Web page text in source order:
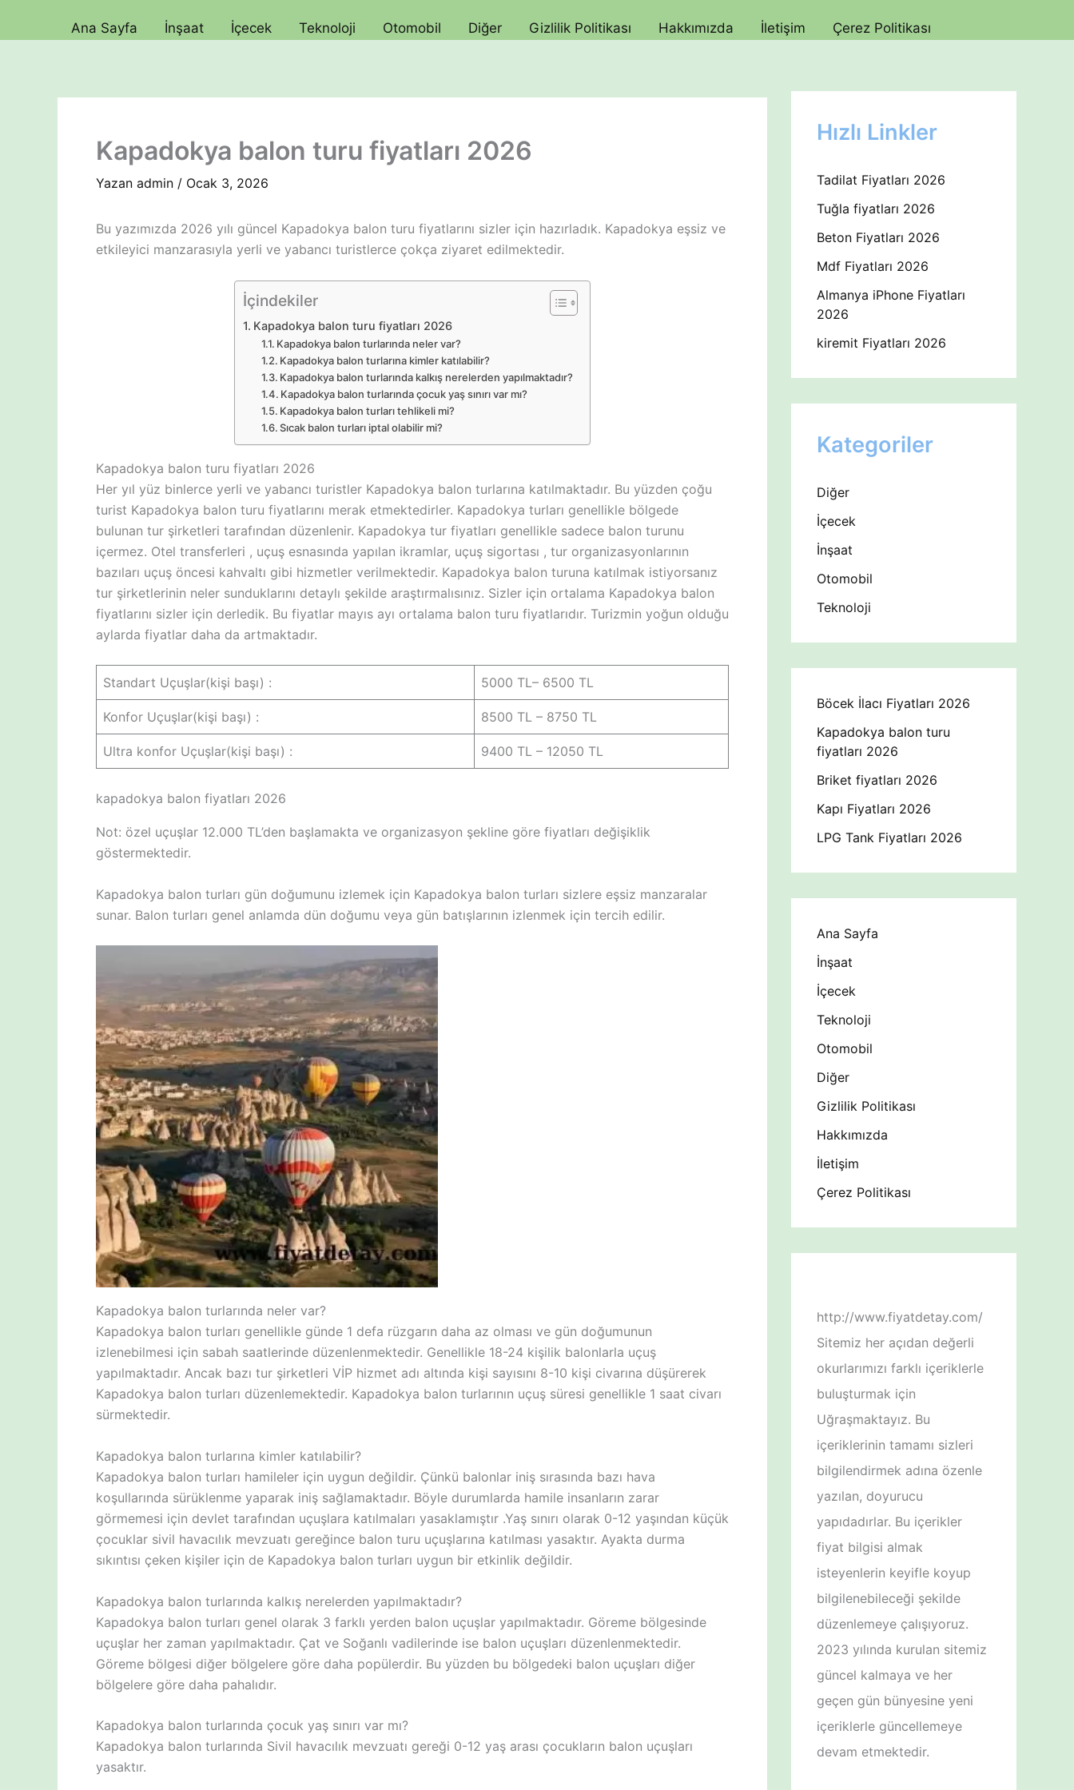
Ana Sayfa İnşaat İçecek Teknoloji Otomobil Diğer Gizlilik Politikası Hakkımızda İletişim Çerez Politikası
Kapadokya balon turu fiyatları 2026
Yazan admin / Ocak 3, 2026
Bu yazımızda 2026 yılı güncel Kapadokya balon turu fiyatlarını sizler için hazırladık. Kapadokya eşsiz ve
etkileyici manzarasıyla yerli ve yabancı turistlerce çokça ziyaret edilmektedir.
İçindekiler
Kapadokya balon turu fiyatları 2026
Kapadokya balon turlarında neler var?
Kapadokya balon turlarına kimler katılabilir?
Kapadokya balon turlarında kalkış nerelerden yapılmaktadır?
Kapadokya balon turlarında çocuk yaş sınırı var mı?
Kapadokya balon turları tehlikeli mi?
Sıcak balon turları iptal olabilir mi?
Kapadokya balon turu fiyatları 2026
Her yıl yüz binlerce yerli ve yabancı turistler Kapadokya balon turlarına katılmaktadır. Bu yüzden çoğu
turist Kapadokya balon turu fiyatlarını merak etmektedirler. Kapadokya turları genellikle bölgede
bulunan tur şirketleri tarafından düzenlenir. Kapadokya tur fiyatları genellikle sadece balon turunu
içermez. Otel transferleri , uçuş esnasında yapılan ikramlar, uçuş sigortası , tur organizasyonlarının
bazıları uçuş öncesi kahvaltı gibi hizmetler verilmektedir. Kapadokya balon turuna katılmak istiyorsanız
tur şirketlerinin neler sunduklarını detaylı şekilde araştırmalısınız. Sizler için ortalama Kapadokya balon
fiyatlarını sizler için derledik. Bu fiyatlar mayıs ayı ortalama balon turu fiyatlarıdır. Turizmin yoğun olduğu
aylarda fiyatlar daha da artmaktadır.
Standart Uçuşlar(kişi başı) : 5000 TL– 6500 TL
Konfor Uçuşlar(kişi başı) : 8500 TL – 8750 TL
Ultra konfor Uçuşlar(kişi başı) : 9400 TL – 12050 TL
kapadokya balon fiyatları 2026
Not: özel uçuşlar 12.000 TL’den başlamakta ve organizasyon şekline göre fiyatları değişiklik
göstermektedir.
Kapadokya balon turları gün doğumunu izlemek için Kapadokya balon turları sizlere eşsiz manzaralar
sunar. Balon turları genel anlamda dün doğumu veya gün batışlarının izlenmek için tercih edilir.
Kapadokya balon turlarında neler var?
Kapadokya balon turları genellikle günde 1 defa rüzgarın daha az olması ve gün doğumunun
izlenebilmesi için sabah saatlerinde düzenlenmektedir. Genellikle 18-24 kişilik balonlarla uçuş
yapılmaktadır. Ancak bazı tur şirketleri VİP hizmet adı altında kişi sayısını 8-10 kişi civarına düşürerek
Kapadokya balon turları düzenlemektedir. Kapadokya balon turlarının uçuş süresi genellikle 1 saat civarı
sürmektedir.
Kapadokya balon turlarına kimler katılabilir?
Kapadokya balon turları hamileler için uygun değildir. Çünkü balonlar iniş sırasında bazı hava
koşullarında sürüklenme yaparak iniş sağlamaktadır. Böyle durumlarda hamile insanların zarar
görmemesi için devlet tarafından uçuşlara katılmaları yasaklamıştır .Yaş sınırı olarak 0-12 yaşından küçük
çocuklar sivil havacılık mevzuatı gereğince balon turu uçuşlarına katılması yasaktır. Ayakta durma
sıkıntısı çeken kişiler için de Kapadokya balon turları uygun bir etkinlik değildir.
Kapadokya balon turlarında kalkış nerelerden yapılmaktadır?
Kapadokya balon turları genel olarak 3 farklı yerden balon uçuşlar yapılmaktadır. Göreme bölgesinde
uçuşlar her zaman yapılmaktadır. Çat ve Soğanlı vadilerinde ise balon uçuşları düzenlenmektedir.
Göreme bölgesi diğer bölgelere göre daha popülerdir. Bu yüzden bu bölgedeki balon uçuşları diğer
bölgelere göre daha pahalıdır.
Kapadokya balon turlarında çocuk yaş sınırı var mı?
Kapadokya balon turlarında Sivil havacılık mevzuatı gereği 0-12 yaş arası çocukların balon uçuşları
yasaktır.
Hızlı Linkler
Tadilat Fiyatları 2026
Tuğla fiyatları 2026
Beton Fiyatları 2026
Mdf Fiyatları 2026
Almanya iPhone Fiyatları
2026
kiremit Fiyatları 2026
Kategoriler
Diğer
İçecek
İnşaat
Otomobil
Teknoloji
Böcek İlacı Fiyatları 2026
Kapadokya balon turu
fiyatları 2026
Briket fiyatları 2026
Kapı Fiyatları 2026
LPG Tank Fiyatları 2026
Ana Sayfa
İnşaat
İçecek
Teknoloji
Otomobil
Diğer
Gizlilik Politikası
Hakkımızda
İletişim
Çerez Politikası
http://www.fiyatdetay.com/
Sitemiz her açıdan değerli
okurlarımızı farklı içeriklerle
buluşturmak için
Uğraşmaktayız. Bu
içeriklerinin tamamı sizleri
bilgilendirmek adına özenle
yazılan, doyurucu
yapıdadırlar. Bu içerikler
fiyat bilgisi almak
isteyenlerin keyifle koyup
bilgilenebileceği şekilde
düzenlemeye çalışıyoruz.
2023 yılında kurulan sitemiz
güncel kalmaya ve her
geçen gün bünyesine yeni
içeriklerle güncellemeye
devam etmektedir.